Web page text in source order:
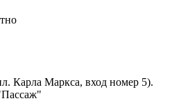
Карла Маркса, вход номер 5).